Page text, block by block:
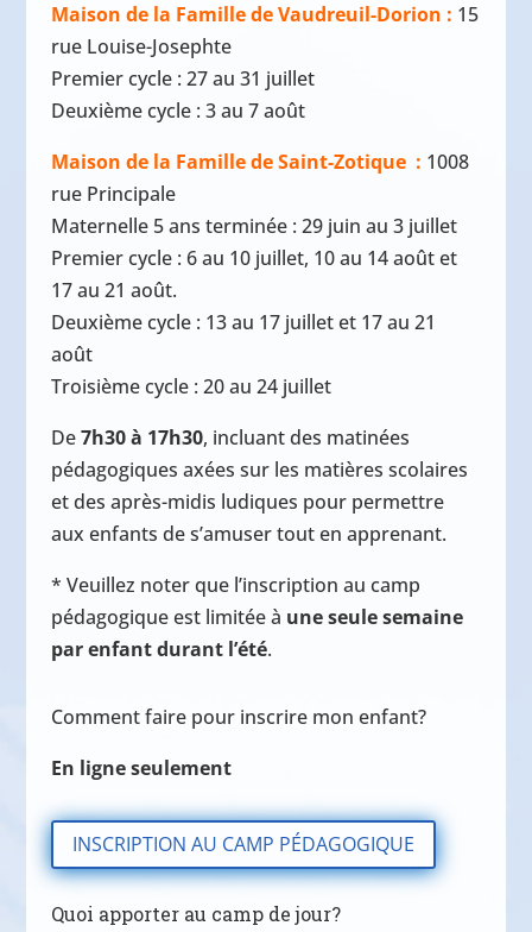
Maison de la Famille de Vaudreuil-Dorion : 15
rue Louise-Josephte
Premier cycle : 27 au 31 juillet
Deuxième cycle : 3 au 7 août
Maison de la Famille de Saint-Zotique : 1008
rue Principale
Maternelle 5 ans terminée : 29 juin au 3 juillet
Premier cycle : 6 au 10 juillet, 10 au 14 août et
17 au 21 août.
Deuxième cycle : 13 au 17 juillet et 17 au 21
août
Troisième cycle : 20 au 24 juillet
De7h30 à 17h30, incluant des matinées
pédagogiques axées sur les matières scolaires
et des après-midis ludiques pour permettre
aux enfants de s’amuser tout en apprenant.
* Veuillez noter que l’inscription au camp
pédagogique est limitée à une seule semaine
par enfant durant l’été.
Comment faire pour inscrire mon enfant?
En ligne seulement
INSCRIPTION AU CAMP PÉDAGOGIQUE
Quoi apporter au camp de jour?